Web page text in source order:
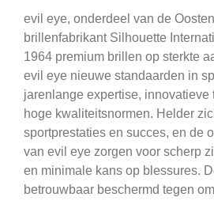
evil eye, onderdeel van de
brillenfabrikant Silhouette
1964 premium brillen op sterkte
evil eye nieuwe standaarden in
jarenlange expertise, innovatieve
hoge kwaliteitsnormen. Helder
sportprestaties en succes, en de
van evil eye zorgen voor scherp
en minimale kans op blessures.
betrouwbaar beschermd tegen